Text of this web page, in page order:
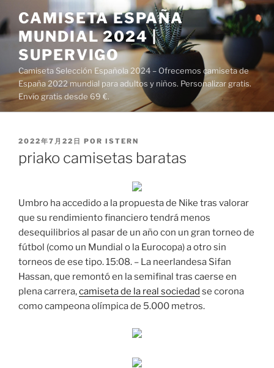
al
contenido
CAMISETA ESPAÑA
MUNDIAL 2024 |
SUPERVIGO
Camiseta Selección Española 2024 – Ofrecemos camiseta de
España 2022 mundial para adultos y niños. Personalizar gratis.
Envío gratis desde 69 €.
PUBLICADO
2022年7月22日 POR ISTERN
priako camisetas baratas
Umbro ha accedido a la propuesta de Nike tras valorar
que su rendimiento financiero tendrá menos
desequilibrios al pasar de un año con un gran torneo de
fútbol (como un Mundial o la Eurocopa) a otro sin
torneos de ese tipo. 15:08. – La neerlandesa Sifan
Hassan, que remontó en la semifinal tras caerse en
plena carrera,camiseta de la real sociedad se corona
como campeona olímpica de 5.000 metros.